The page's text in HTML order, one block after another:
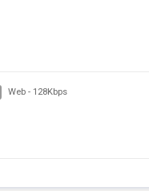
Web - 128Kbps